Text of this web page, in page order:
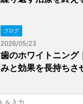
ブログ
2026/05/23
歯のホワイトニング
みと効果を長持ちさ